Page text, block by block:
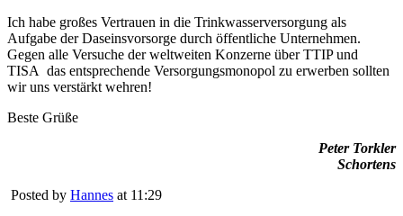
Ich habe großes Vertrauen in die Trinkwasserversorgung als
Aufgabe der Daseinsvorsorge durch öffentliche Unternehmen.
Gegen alle Versuche der weltweiten Konzerne über TTIP und
TISA das entsprechende Versorgungsmonopol zu erwerben sollten
wir uns verstärkt wehren!
Beste Grüße
Peter Torkler
Schortens
Posted by Hannes at 11:29